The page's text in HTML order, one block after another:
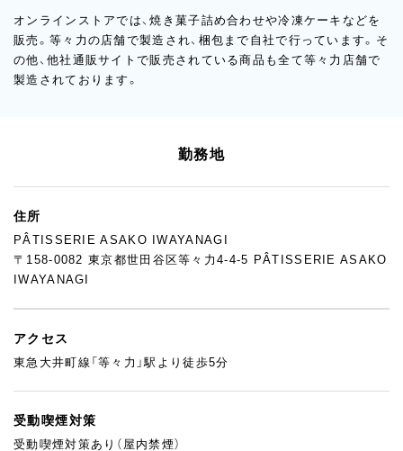
オンラインストアでは、焼き菓子詰め合わせや冷凍ケーキなどを
販売。等々力の店舗で製造され、梱包まで自社で行っています。そ
の他、他社通販サイトで販売されている商品も全て等々力店舗で
製造されております。
勤務地
住所
PÂTISSERIE ASAKO IWAYANAGI
〒158-0082 東京都世田谷区等々力4-4-5 PÂTISSERIE ASAKO
IWAYANAGI
アクセス
東急大井町線「等々力」駅より徒歩5分
受動喫煙対策
受動喫煙対策あり（屋内禁煙）